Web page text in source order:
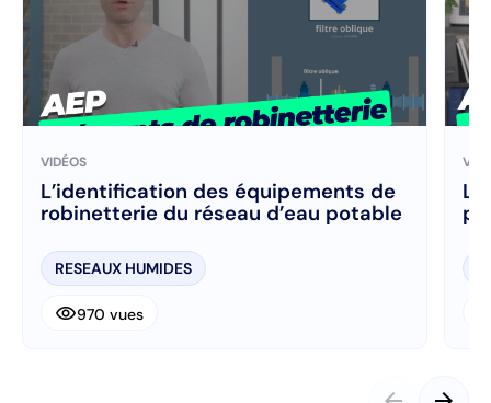
VIDÉOS
L’identification des équipements de
robinetterie du réseau d’eau potable
RESEAUX HUMIDES
visibility970 vues